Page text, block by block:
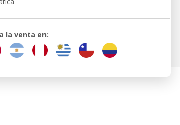
la venta en: